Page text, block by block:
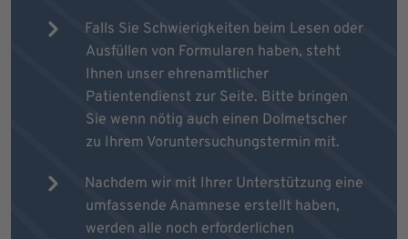
Falls Sie Schwierigkeiten beim Lesen oder
Ausfüllen von Formularen haben, steht
Ihnen unser ehrenamtlicher
Patientendienst zur Seite. Bitte bringen
Sie wenn nötig auch einen Dolmetscher
zu Ihrem Voruntersuchungstermin mit.
Nachdem wir mit Ihrer Unterstützung eine
umfassende Anamnese erstellt haben,
werden alle noch erforderlichen